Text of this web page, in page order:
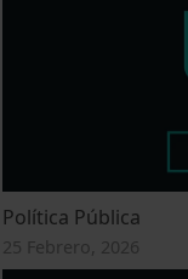
Política Pública
25 Febrero, 2026